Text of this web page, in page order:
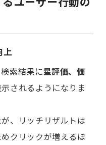
上
索結果に星評価、価
されるようになりま
、リッチリザルトは
めクリックが増えるほ